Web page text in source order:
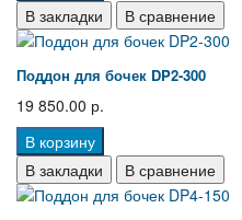
В закладки
В сравнение
Поддон для бочек DP2-300
19 850.00 р.
В корзину
В закладки
В сравнение